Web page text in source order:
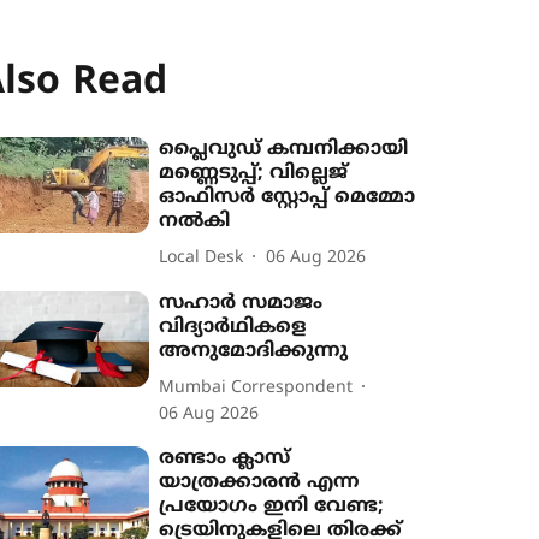
Read
പ്ലൈവുഡ് കമ്പനിക്കായി
മണ്ണെടുപ്പ്; വില്ലെജ്
ഓഫിസർ സ്റ്റോപ്പ് മെമ്മോ
നൽകി
Local Desk 06 Aug 2026
സഹാര്‍ സമാജം
വിദ്യാര്‍ഥികളെ
അനുമോദിക്കുന്നു
Mumbai Correspondent
06 Aug 2026
രണ്ടാം ക്ലാസ്
യാത്രക്കാരൻ എന്ന
പ്രയോഗം ഇനി വേണ്ട;
ട്രെയിനുകളിലെ തിരക്ക്